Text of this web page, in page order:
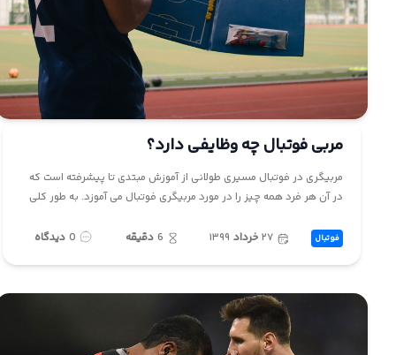
مربی فوتبال چه وظایفی دارد؟
مربیگری در فوتبال مسیری طولانی از آموزش مبتدی تا پیشرفته است که
در آن هر فرد همه چیز را در مورد مربیگری فوتبال می آموزد. به طور کلی
فوتبال ۲۷ خرداد ۱۳۹۹ 6 دقیقه 0 دیدگاه
درباره